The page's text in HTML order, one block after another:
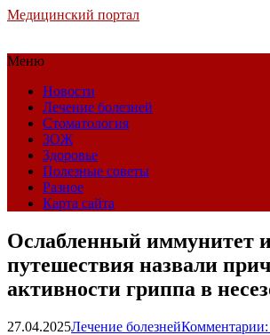
Медицинский портал
Меню
Новости
Лечение болезней
Стоматология
ЗОЖ
Здоровье
Полезные советы
Разное
Карта сайта
Ослабленный иммунитет
путешествия назвали
активности гриппа в
27.04.2025Лечение болезней